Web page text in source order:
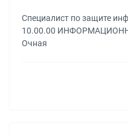
Специалист по защите
10.00.00
Очная